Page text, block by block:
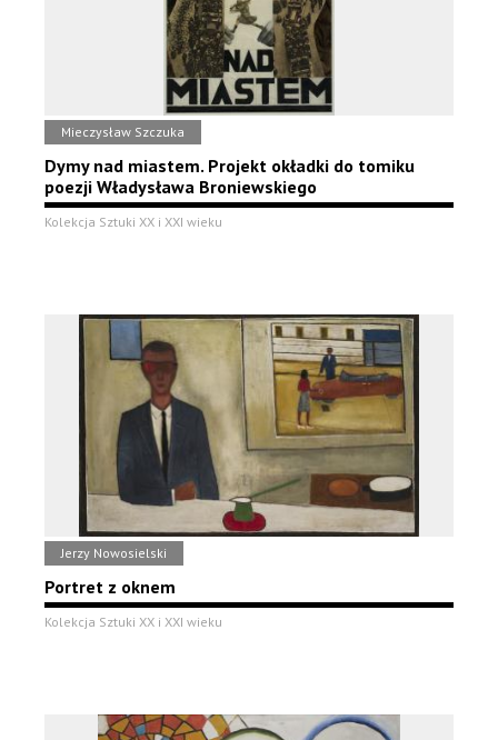
Mieczysław Szczuka
Dymy nad miastem. Projekt okładki do tomiku
poezji Władysława Broniewskiego
Kolekcja Sztuki XX i XXI wieku
Jerzy Nowosielski
Portret z oknem
Kolekcja Sztuki XX i XXI wieku